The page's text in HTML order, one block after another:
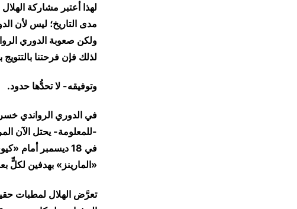
​لهذا أعتبر مشاركة
مدى التاريخ؛ ليس لأن
ولكن صعوبة الدوري
لذلك فإن فرحتنا
وتوفيقه- لا تحدُّها حدود.
في 18 ديسمبر
«المارينز» بهدفين لكلٍّ بعد (72) ساعة من الخسارة أمام «كيوفو سبورت» في 21
​تعرَّض الهلال لمطبات